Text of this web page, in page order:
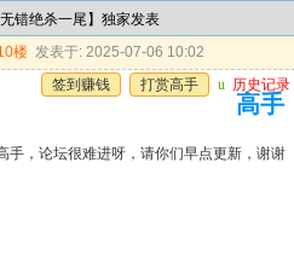
错绝杀一尾】独家发表
楼 发表于: 2025-07-06 10:02
签到赚钱
打赏高手 u 历史记录
高手
手，论坛很难进呀，请你们早点更新，谢谢